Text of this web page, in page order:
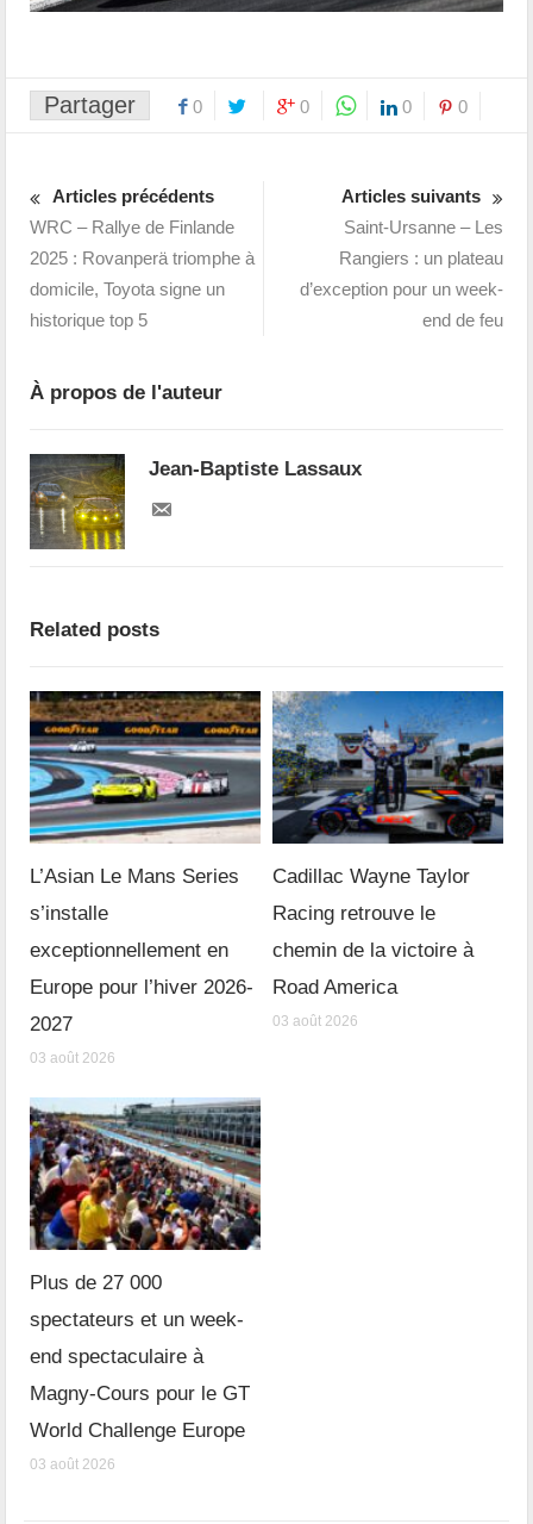
Partager 0 0 0 0
Articles précédents
WRC – Rallye de Finlande
2025 : Rovanperä triomphe à
domicile, Toyota signe un
historique top 5
Articles suivants
Saint-Ursanne – Les
Rangiers : un plateau
d’exception pour un week-
end de feu
À propos de l'auteur
Jean-Baptiste Lassaux
Related posts
L’Asian Le Mans Series
s’installe
exceptionnellement en
Europe pour l’hiver 2026-
2027
03 août 2026
Cadillac Wayne Taylor
Racing retrouve le
chemin de la victoire à
Road America
03 août 2026
Plus de 27 000
spectateurs et un week-
end spectaculaire à
Magny-Cours pour le GT
World Challenge Europe
03 août 2026